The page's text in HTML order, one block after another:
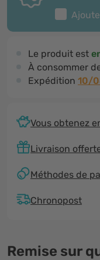
Le produit est
À consommer
Expédition 10/
Vous obtenez
Livraison
Méthodes de
Chronopost
Remise sur